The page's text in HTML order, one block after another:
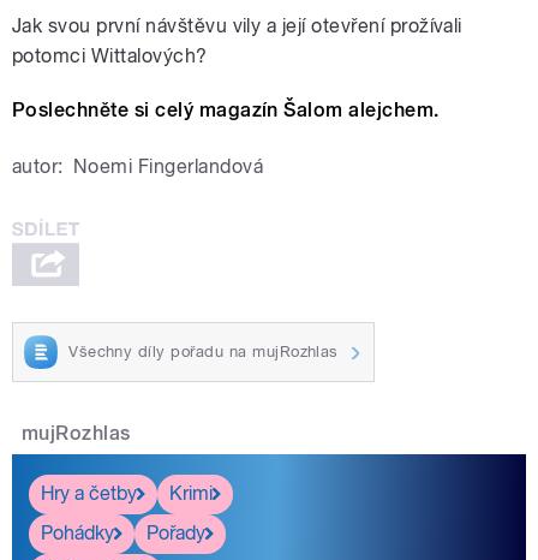
Jak svou první návštěvu vily a její otevření prožívali
potomci Wittalových?
Poslechněte si celý magazín Šalom alejchem.
autor: Noemi Fingerlandová
Všechny díly pořadu na mujRozhlas
mujRozhlas
Hry a četby
Krimi
Pohádky
Pořady